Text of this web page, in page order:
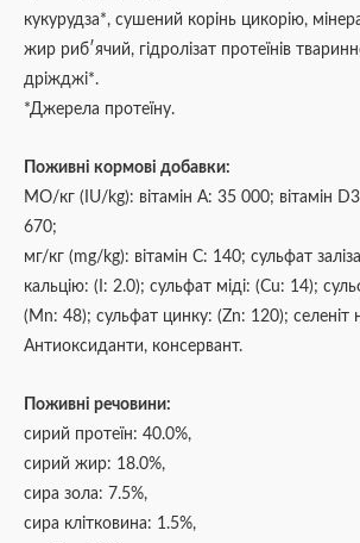
кукурудза*, сушений корінь цикорію,
жир риб′ячий, гідролізат протеїнів
дріжджі*.
*Джерела протеїну.
Поживні кормові добавки:
МО/кг (IU/kg): вітамін А: 35 000; вітамін
670;
мг/кг (mg/kg): вітамін С: 140; сульфат
кальцію: (I: 2.0); сульфат міді: (Cu: 14);
(Mn: 48); сульфат цинку: (Zn: 120); селеніт
Антиоксиданти, консервант.
Поживні речовини:
сирий протеїн: 40.0%,
сирий жир: 18.0%,
сира зола: 7.5%,
сира клітковина: 1.5%,